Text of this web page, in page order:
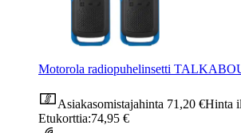
Motorola radiopuhelinsetti
Asiakasomistajahinta 71,20 €Hinta
Etukorttia:74,95 €